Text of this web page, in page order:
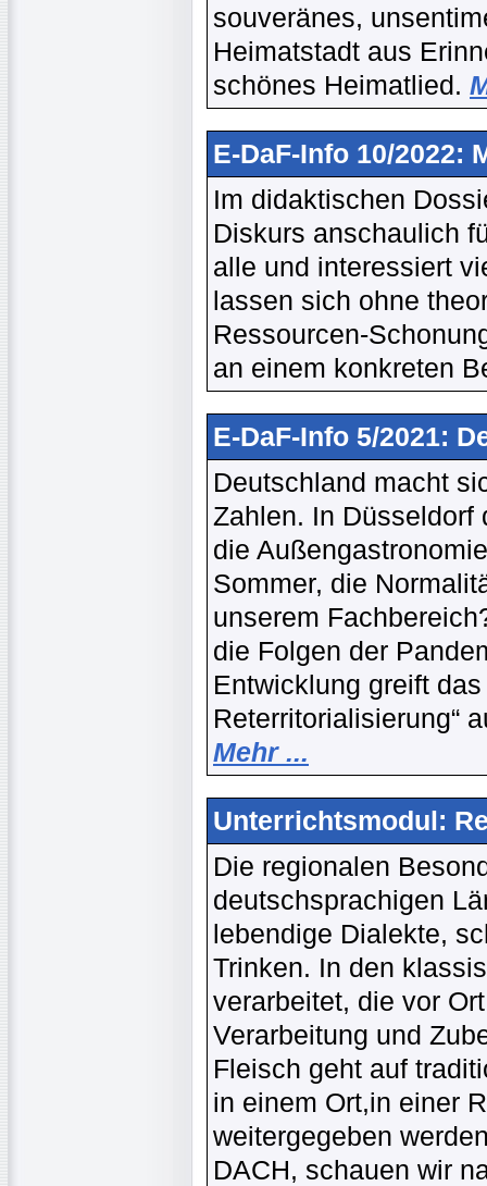
souveränes,
Heimatstadt aus
schönes Heimatlied.
E-DaF-Info 10/2022:
Im didaktischen
Diskurs anschaulich
alle und interessiert
lassen sich ohne
Ressourcen-
an einem konkreten
E-DaF-Info 5/2021:
Deutschland macht
Zahlen. In Düsseldorf
die
Sommer, die
unserem
die Folgen der
Entwicklung greift
Reterritorialisierung“
Mehr ...
Unterrichtsmodul:
Die regionalen
deutschsprachigen
lebendige Dialekte,
Trinken. In den
verarbeitet, die vor
Verarbeitung und
Fleisch geht auf
in einem Ort,in einer
weitergegeben
DACH, schauen wir